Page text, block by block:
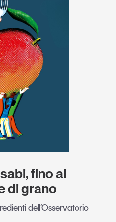
fino al
di grano
dell’Osservatorio